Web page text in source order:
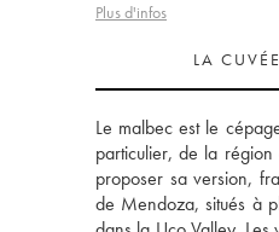
Plus d'infos
LA CUVÉE
Le malbec est le
particulier, de la
proposer sa version,
de Mendoza, situés à